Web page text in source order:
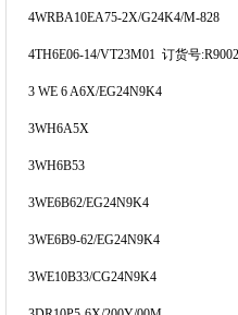
4WRBA10EA75-2X/G24K4/M-828
4TH6E06-14/VT23M01 订货号
3 WE 6 A6X/EG24N9K4
3WH6A5X
3WH6B53
3WE6B62/EG24N9K4
3WE6B9-62/EG24N9K4
3WE10B33/CG24N9K4